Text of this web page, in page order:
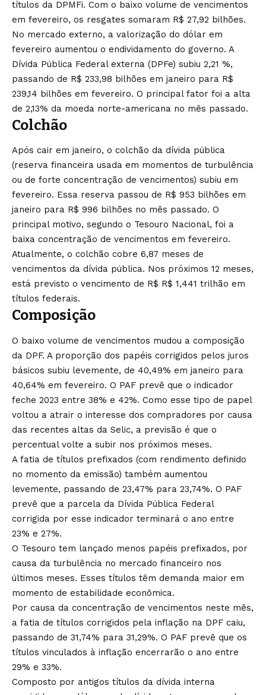
títulos da DPMFi. Com o baixo volume de vencimentos
em fevereiro, os resgates somaram R$ 27,92 bilhões.
No mercado externo, a valorização do dólar em
fevereiro aumentou o endividamento do governo. A
Dívida Pública Federal externa (DPFe) subiu 2,21 %,
passando de R$ 233,98 bilhões em janeiro para R$
239,14 bilhões em fevereiro. O principal fator foi a alta
de 2,13% da moeda norte-americana no mês passado.
Colchão
Após cair em janeiro, o colchão da dívida pública
(reserva financeira usada em momentos de turbulência
ou de forte concentração de vencimentos) subiu em
fevereiro. Essa reserva passou de R$ 953 bilhões em
janeiro para R$ 996 bilhões no mês passado. O
principal motivo, segundo o Tesouro Nacional, foi a
baixa concentração de vencimentos em fevereiro.
Atualmente, o colchão cobre 6,87 meses de
vencimentos da dívida pública. Nos próximos 12 meses,
está previsto o vencimento de R$ R$ 1,441 trilhão em
títulos federais.
Composição
O baixo volume de vencimentos mudou a composição
da DPF. A proporção dos papéis corrigidos pelos juros
básicos subiu levemente, de 40,49% em janeiro para
40,64% em fevereiro. O PAF prevê que o indicador
feche 2023 entre 38% e 42%. Como esse tipo de papel
voltou a atrair o interesse dos compradores por causa
das recentes altas da Selic, a previsão é que o
percentual volte a subir nos próximos meses.
A fatia de títulos prefixados (com rendimento definido
no momento da emissão) também aumentou
levemente, passando de 23,47% para 23,74%. O PAF
prevê que a parcela da Dívida Pública Federal
corrigida por esse indicador terminará o ano entre
23% e 27%.
O Tesouro tem lançado menos papéis prefixados, por
causa da turbulência no mercado financeiro nos
últimos meses. Esses títulos têm demanda maior em
momento de estabilidade econômica.
Por causa da concentração de vencimentos neste mês,
a fatia de títulos corrigidos pela inflação na DPF caiu,
passando de 31,74% para 31,29%. O PAF prevê que os
títulos vinculados à inflação encerrarão o ano entre
29% e 33%.
Composto por antigos títulos da dívida interna